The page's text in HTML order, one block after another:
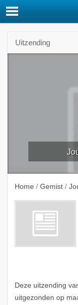
Uitzending
Home / Gemist /
Deze uitzending
uitgezonden op